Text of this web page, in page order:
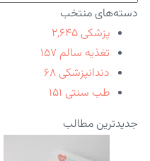
دسته‌های منتخب
پزشکی ۲,۶۴۵
تغذیه سالم ۱۵۷
دندانپزشکی ۶۸
طب سنتی ۱۵۱
جدیدترین مطالب